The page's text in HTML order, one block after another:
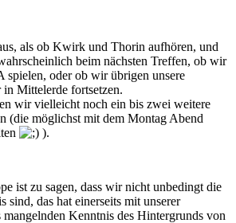
als ob Kwirk und Thorin aufhören, und
beim nächsten Treffen, ob wir
spielen, oder ob wir übrigen unsere
in Mittelerde fortsetzen.
wir vielleicht noch ein bis zwei weitere
(die möglichst mit dem Montag Abend
).
ist zu sagen, dass wir nicht unbedingt die
sind, das hat einerseits mit unserer
mangelnden Kenntnis des Hintergrunds von